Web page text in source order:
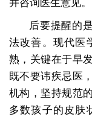
并咨询医生意见。
后要提醒的
法改善。现代医
熟，关键在于早
既不要讳疾忌医
机构，坚持规范
多数孩子的皮肤